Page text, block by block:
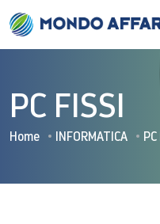
PC FISSI
Home INFORMATICA